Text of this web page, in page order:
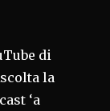
di
la
‘a